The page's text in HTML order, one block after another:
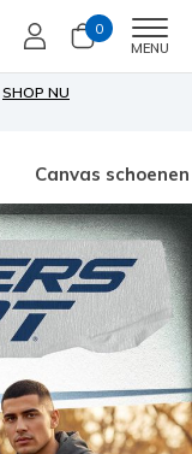
0
MENU
SHOP NU
Canvas schoenen